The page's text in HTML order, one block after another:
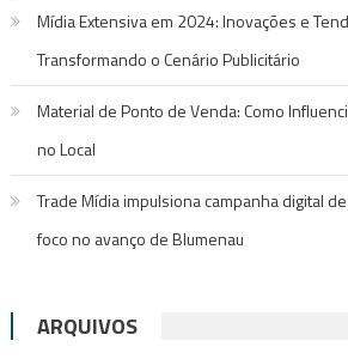
Mídia Extensiva em 2024: Inovações e
Transformando o Cenário Publicitário
Material de Ponto de Venda: Como
no Local
Trade Mídia impulsiona campanha digital
foco no avanço de Blumenau
ARQUIVOS